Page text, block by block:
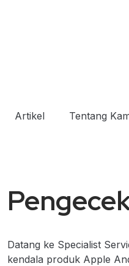
Artikel Tentang
Datang ke Specialist
kendala produk Apple